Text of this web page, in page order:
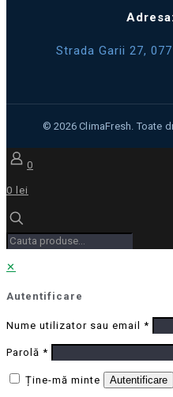
Adresa:
Strada Garii 27,
0
0 lei
✕
Autentificare
Nume utilizator sau email *
Parolă *
Ține-mă minte Autentificare